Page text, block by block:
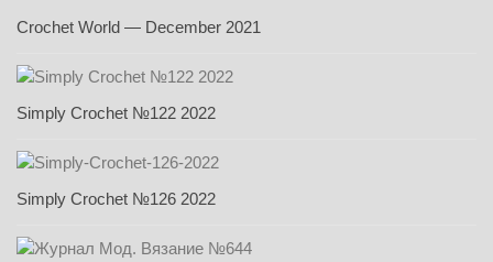
Crochet World — December 2021
Simply Crochet №122 2022
Simply Crochet №126 2022